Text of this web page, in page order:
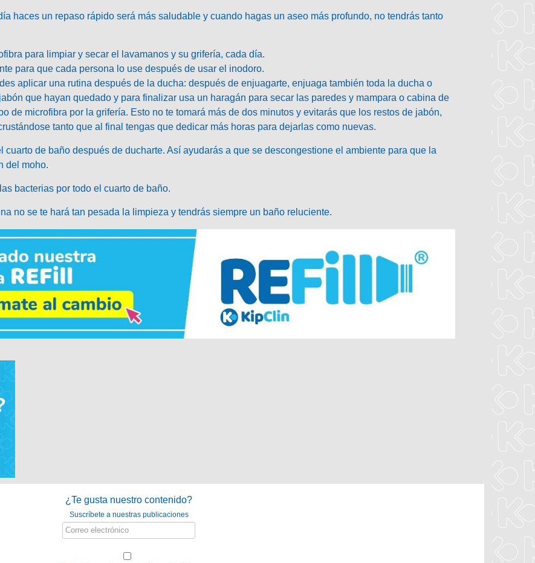
haces un repaso rápido será más saludable y cuando hagas un aseo más profundo, no tendrás tanto
para limpiar y secar el lavamanos y su grifería, cada día.
para que cada persona lo use después de usar el inodoro.
aplicar una rutina después de la ducha: después de enjuagarte, enjuaga también toda la ducha o
que hayan quedado y para finalizar usa un haragán para secar las paredes y mampara o cabina de
de microfibra por la grifería. Esto no te tomará más de dos minutos y evitarás que los restos de jabón,
tanto que al final tengas que dedicar más horas para dejarlas como nuevas.
cuarto de baño después de ducharte. Así ayudarás a que se descongestione el ambiente para que la
del moho.
bacterias por todo el cuarto de baño.
no se te hará tan pesada la limpieza y tendrás siempre un baño reluciente.
¿Te gusta nuestro contenido?
Suscríbete a nuestras publicaciones